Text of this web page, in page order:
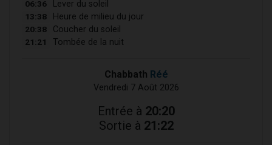
06:36 Lever du soleil
13:38 Heure de milieu du jour
20:38 Coucher du soleil
21:21 Tombée de la nuit
Chabbath Réé
Vendredi 7 Août 2026
Entrée à 20:20
Sortie à 21:22